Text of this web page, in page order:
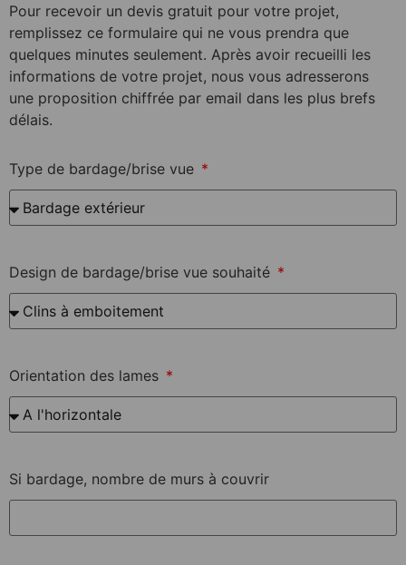
Pour recevoir un devis gratuit pour votre projet,
remplissez ce formulaire qui ne vous prendra que
quelques minutes seulement. Après avoir recueilli les
informations de votre projet, nous vous adresserons
une proposition chiffrée par email dans les plus brefs
délais.
Type de bardage/brise vue
Design de bardage/brise vue souhaité
Orientation des lames
Si bardage, nombre de murs à couvrir